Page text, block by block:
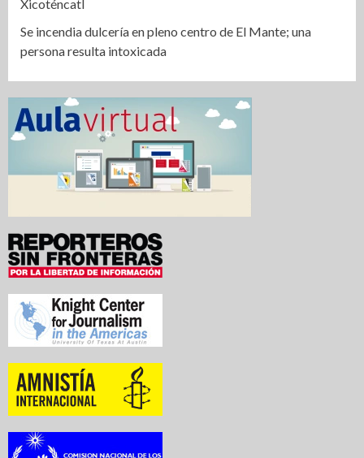
Xicoténcatl
Se incendia dulcería en pleno centro de El Mante; una
persona resulta intoxicada